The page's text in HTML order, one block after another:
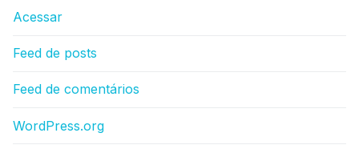
Acessar
Feed de posts
Feed de comentários
WordPress.org